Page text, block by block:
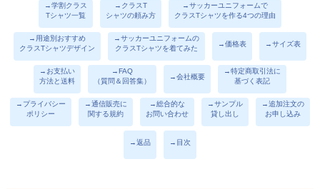
→学割クラス
Tシャツ一覧
→クラスT
シャツの頼み方
→サッカーユニフォームで
クラスTシャツを作る4つの理由
→用途別おすすめ
クラスTシャツデザイン
→サッカーユニフォームの
クラスTシャツを着てみた
→価格表 →サイズ表
→お支払い
方法と送料
→FAQ
（質問＆回答集）
→会社概要
→特定商取引法に
基づく表記
→プライバシー
ポリシー
→通信販売に
関する規約
→総合的な
お問い合わせ
→サンプル
貸し出し
→追加注文の
お申し込み
→返品 →目次